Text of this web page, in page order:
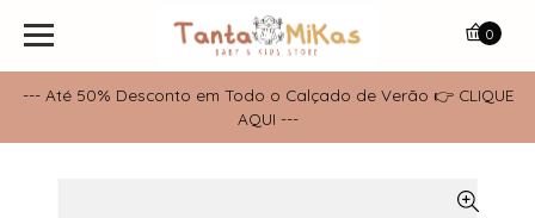
--- Até 50% Desconto em Todo o Calçado de Verão 👉 CLIQUE
AQUI ---
0